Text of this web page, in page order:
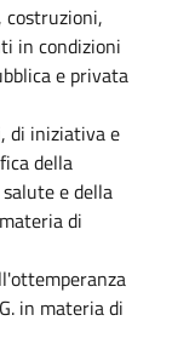
costruzioni,
in condizioni
e privata
di iniziativa e
della
e della
di
in materia di